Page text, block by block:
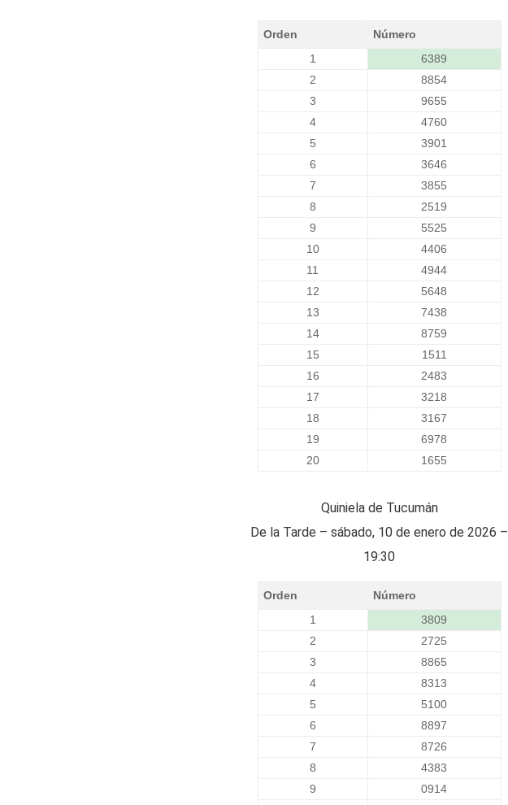
Orden
Número
1
6389
2
8854
3
9655
4
4760
5
3901
6
3646
7
3855
8
2519
9
5525
10
4406
11
4944
12
5648
13
7438
14
8759
15
1511
16
2483
17
3218
18
3167
19
6978
20
1655
Quiniela de Tucumán
De la Tarde – sábado, 10 de enero de 2026 –
19:30
Orden
Número
1
3809
2
2725
3
8865
4
8313
5
5100
6
8897
7
8726
8
4383
9
0914